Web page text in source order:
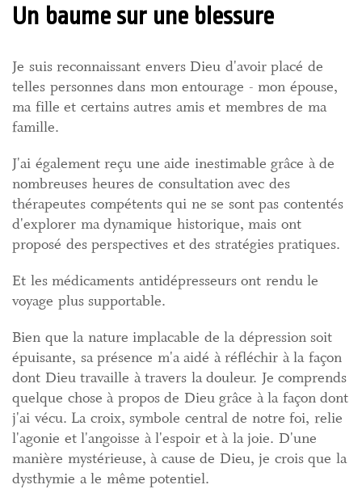
Un baume sur une blessure
Je suis reconnaissant envers Dieu d'avoir placé de
telles personnes dans mon entourage - mon épouse,
ma fille et certains autres amis et membres de ma
famille.
J'ai également reçu une aide inestimable grâce à de
nombreuses heures de consultation avec des
thérapeutes compétents qui ne se sont pas contentés
d'explorer ma dynamique historique, mais ont
proposé des perspectives et des stratégies pratiques.
Et les médicaments antidépresseurs ont rendu le
voyage plus supportable.
Bien que la nature implacable de la dépression soit
épuisante, sa présence m'a aidé à réfléchir à la façon
dont Dieu travaille à travers la douleur. Je comprends
quelque chose à propos de Dieu grâce à la façon dont
j'ai vécu. La croix, symbole central de notre foi, relie
l'agonie et l'angoisse à l'espoir et à la joie. D'une
manière mystérieuse, à cause de Dieu, je crois que la
dysthymie a le même potentiel.